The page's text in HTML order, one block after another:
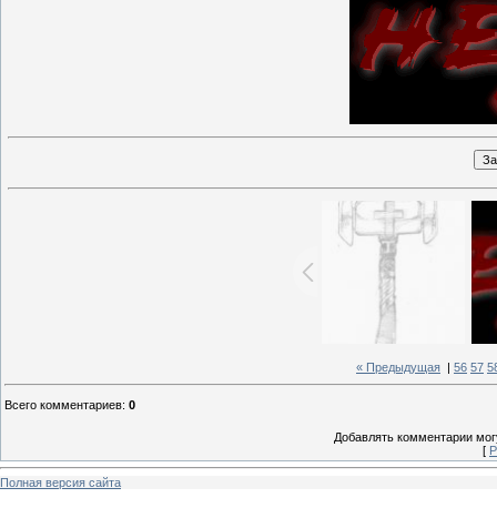
« Предыдущая 56 57
Всего комментариев: 0
Добавлять комментарии
[
Полная версия сайта